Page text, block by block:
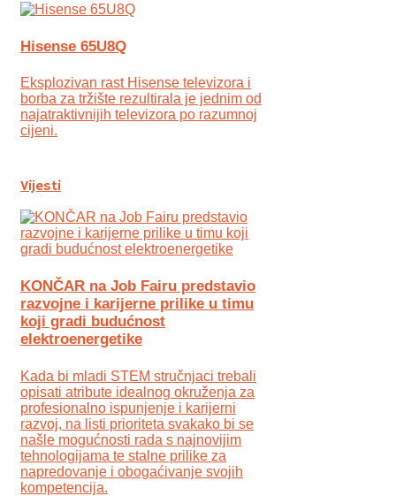
Hisense 65U8Q
Eksplozivan rast Hisense televizora i
borba za tržište rezultirala je jednim od
najatraktivnijih televizora po razumnoj
cijeni.
Vijesti
KONČAR na Job Fairu predstavio
razvojne i karijerne prilike u timu
koji gradi budućnost
elektroenergetike
Kada bi mladi STEM stručnjaci trebali
opisati atribute idealnog okruženja za
profesionalno ispunjenje i karijerni
razvoj, na listi prioriteta svakako bi se
našle mogućnosti rada s najnovijim
tehnologijama te stalne prilike za
napredovanje i obogaćivanje svojih
kompetencija.